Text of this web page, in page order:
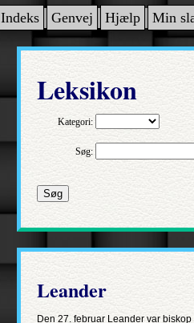
Indeks Genvej Hjælp Min
Leksikon
Kategori:
Søg:
Søg
Leander
Den 27. februar Leander var